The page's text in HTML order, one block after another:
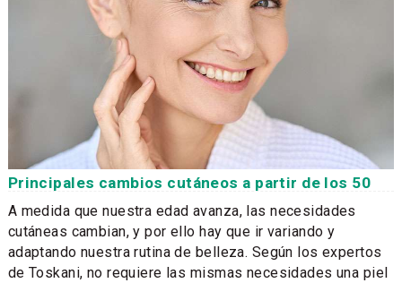
Principales cambios cutáneos a partir de los 50
A medida que nuestra edad avanza, las necesidades
cutáneas cambian, y por ello hay que ir variando y
adaptando nuestra rutina de belleza. Según los expertos
de Toskani, no requiere las mismas necesidades una piel